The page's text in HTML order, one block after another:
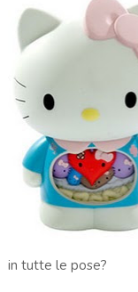
in tutte le pose?